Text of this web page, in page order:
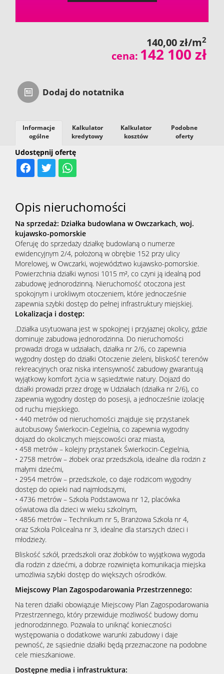
140,00 zł/m2
cena: 142 100 zł
Dodaj do notatnika
Udostępnij ofertę
Informacje
ogólne
Kalkulator
kredytowy
Kalkulator
kosztów
Podobne
oferty
Opis nieruchomości
Na sprzedaż: Działka budowlana w Owczarkach, woj.
kujawsko-pomorskie
Oferuję do sprzedaży działkę budowlaną o numerze
ewidencyjnym 2/4, położoną w obrębie 152 przy ulicy
Morelowej, w Owczarki, województwo kujawsko-pomorskie.
Powierzchnia działki wynosi 1015 m², co czyni ją idealną pod
zabudowę jednorodzinną. Nieruchomość otoczona jest
spokojnym i urokliwym otoczeniem, które jednocześnie
zapewnia szybki dostęp do pełnej infrastruktury miejskiej.
Lokalizacja i dostęp:
.Działka usytuowana jest w spokojnej i przyjaznej okolicy, gdzie
dominuje zabudowa jednorodzinna. Do nieruchomości
prowadzi droga w udziałach, działka nr 2/6, co zapewnia
wygodny dostęp do działki Otoczenie zieleni, bliskość terenów
rekreacyjnych oraz niska intensywność zabudowy gwarantują
wyjątkowy komfort życia w sąsiedztwie natury. Dojazd do
działki prowadzi przez drogę w Udziałach (działka nr 2/6), co
zapewnia wygodny dostęp do posesji, a jednocześnie izolację
od ruchu miejskiego.
• 440 metrów od nieruchomości znajduje się przystanek
autobusowy Świerkocin-Cegielnia, co zapewnia wygodny
dojazd do okolicznych miejscowości oraz miasta,
• 458 metrów – kolejny przystanek Świerkocin-Cegielnia,
• 2758 metrów – żłobek oraz przedszkola, idealne dla rodzin z
małymi dziećmi,
• 2954 metrów – przedszkole, co daje rodzicom wygodny
dostęp do opieki nad najmłodszymi,
• 4736 metrów – Szkoła Podstawowa nr 12, placówka
oświatowa dla dzieci w wieku szkolnym,
• 4856 metrów – Technikum nr 5, Branżowa Szkoła nr 4,
oraz Szkoła Policealna nr 3, idealne dla starszych dzieci i
młodzieży.
Bliskość szkół, przedszkoli oraz żłobków to wyjątkowa wygoda
dla rodzin z dziećmi, a dobrze rozwinięta komunikacja miejska
umożliwia szybki dostęp do większych ośrodków.
Miejscowy Plan Zagospodarowania Przestrzennego:
Na teren działki obowiązuje Miejscowy Plan Zagospodarowania
Przestrzennego, który przewiduje możliwość budowy domu
jednorodzinnego. Pozwala to uniknąć konieczności
występowania o dodatkowe warunki zabudowy i daje
pewność, że sąsiednie działki będą przeznaczone na podobne
cele mieszkaniowe.
Dostępne media i infrastruktura: